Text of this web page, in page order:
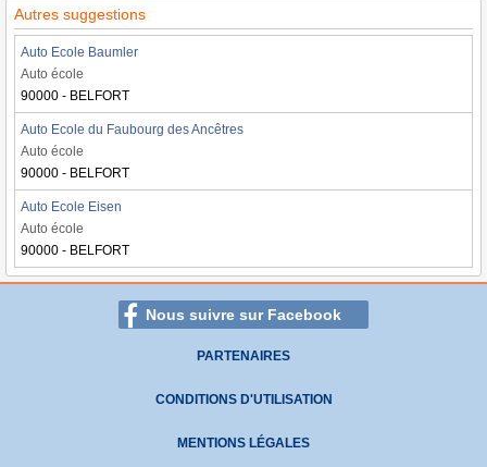
Autres suggestions
Auto Ecole Baumler
Auto école
90000 - BELFORT
Auto Ecole du Faubourg des Ancêtres
Auto école
90000 - BELFORT
Auto Ecole Eisen
Auto école
90000 - BELFORT
Nous suivre sur Facebook
PARTENAIRES
CONDITIONS D'UTILISATION
MENTIONS LÉGALES